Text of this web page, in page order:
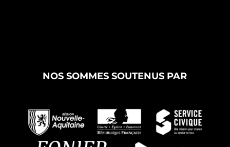
NOS SOMMES SOUTENUS PAR